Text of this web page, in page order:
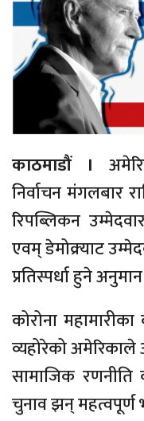
काठमाडौं ।
निर्वाचन मंगलबार
रिपब्लिकन
एवम् डेमोक्र्याट
प्रतिस्पर्धा हुने
कोरोना
व्यहोरेको अमेरिकाले
सामाजिक
चुनाव झन् महत्वपूर्ण